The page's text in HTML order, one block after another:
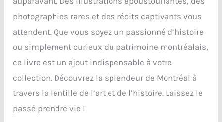
photographies rares et des récits captivants vous
attendent. Que vous soyez un passionné d’histoire
ou simplement curieux du patrimoine montréalais,
ce livre est un ajout indispensable à votre
collection. Découvrez la splendeur de Montréal à
travers la lentille de l’art et de l’histoire. Laissez le
passé prendre vie !